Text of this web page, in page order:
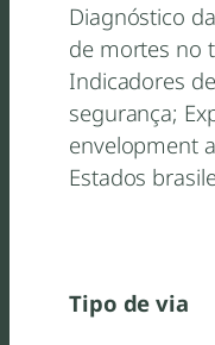
Diagnóstico
de mortes no
Indicadores
segurança;
envelopment
Estados
Tipo de via